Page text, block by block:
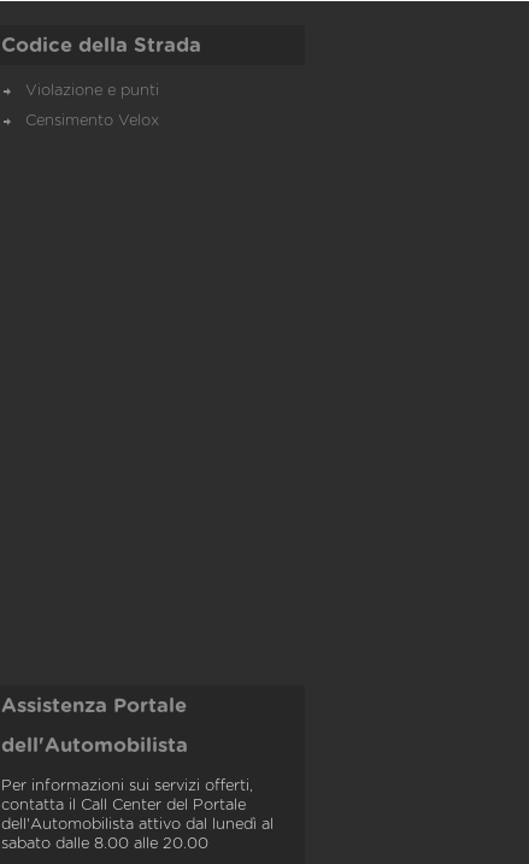
Codice della Strada
Violazione e punti
Censimento Velox
Assistenza Portale
dell'Automobilista
Per informazioni sui servizi offerti,
contatta il Call Center del Portale
dell'Automobilista attivo dal lunedì al
sabato dalle 8.00 alle 20.00